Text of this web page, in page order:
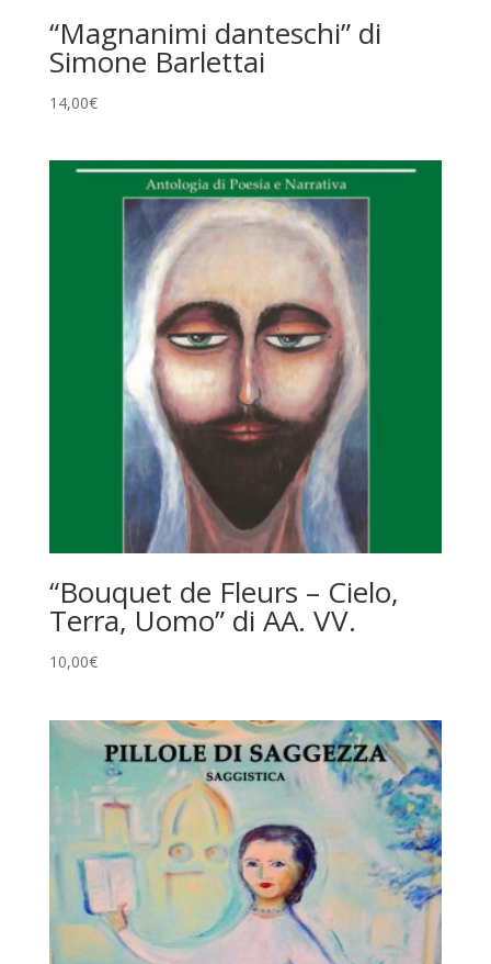
“Magnanimi danteschi” di
Simone Barlettai
14,00€
“Bouquet de Fleurs – Cielo,
Terra, Uomo” di AA. VV.
10,00€